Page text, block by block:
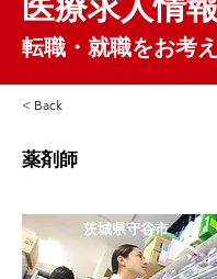
転職・就職をお考
< Back
薬剤師
茨城県守谷市